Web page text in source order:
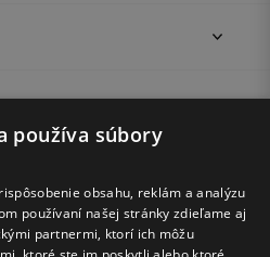
používa súbory
obsahu, reklám a analýzu
používaní našej stránky zdieľame aj
partnermi, ktorí ich môžu